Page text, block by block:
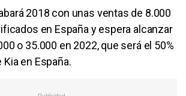
2018 con unas ventas de 8.000
en España y espera alcanzar
o 35.000 en 2022, que será el 50%
en España.